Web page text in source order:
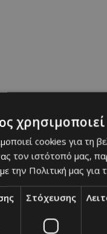
cookies για τη
τον ιστότοπό μας,
την Πολιτική μας για
Στόχευσης